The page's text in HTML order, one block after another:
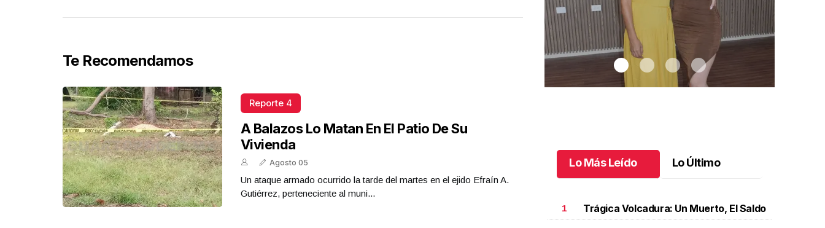
Te Recomendamos
Reporte 4
A Balazos Lo Matan En El Patio De Su
Vivienda
Agosto 05
Un ataque armado ocurrido la tarde del martes en el ejido Efraín A.
Gutiérrez, perteneciente al muni...
Lo Más Leído Lo Último
1 Trágica Volcadura: Un Muerto, El Saldo